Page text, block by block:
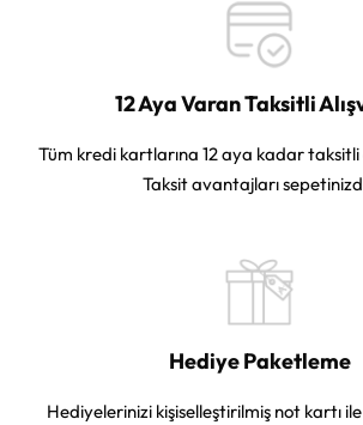
12 Aya Varan Taksitli
Tüm kredi kartlarına 12 aya kadar taksitli
Taksit avantajları
Hediye Paketleme
Hediyelerinizi kişiselleştirilmiş not kartı